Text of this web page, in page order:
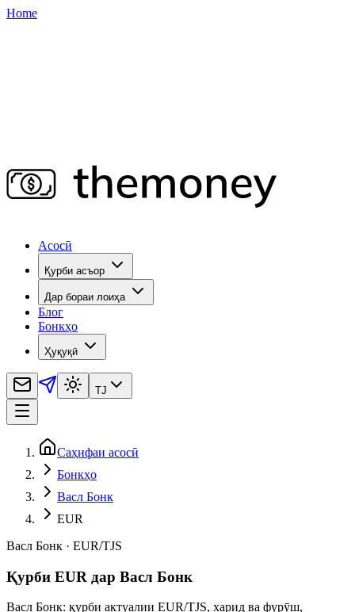
Home
Асосӣ
Қурби асъор
Дар бораи лоиҳа
Блог
Бонкҳо
Ҳуқуқӣ
TJ
Саҳифаи асосӣ
Бонкҳо
Васл Бонк
EUR
Васл Бонк · EUR/TJS
Қурби EUR дар Васл Бонк
Васл Бонк: қурби актуалии EUR/TJS, харид ва фурӯш,